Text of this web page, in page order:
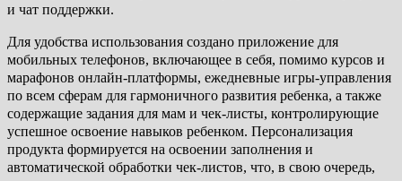
и чат поддержки.
Для удобства использования создано приложение для
мобильных телефонов, включающее в себя, помимо курсов и
марафонов онлайн-платформы, ежедневные игры-управления
по всем сферам для гармоничного развития ребенка, а также
содержащие задания для мам и чек-листы, контролирующие
успешное освоение навыков ребенком. Персонализация
продукта формируется на освоении заполнения и
автоматической обработки чек-листов, что, в свою очередь,